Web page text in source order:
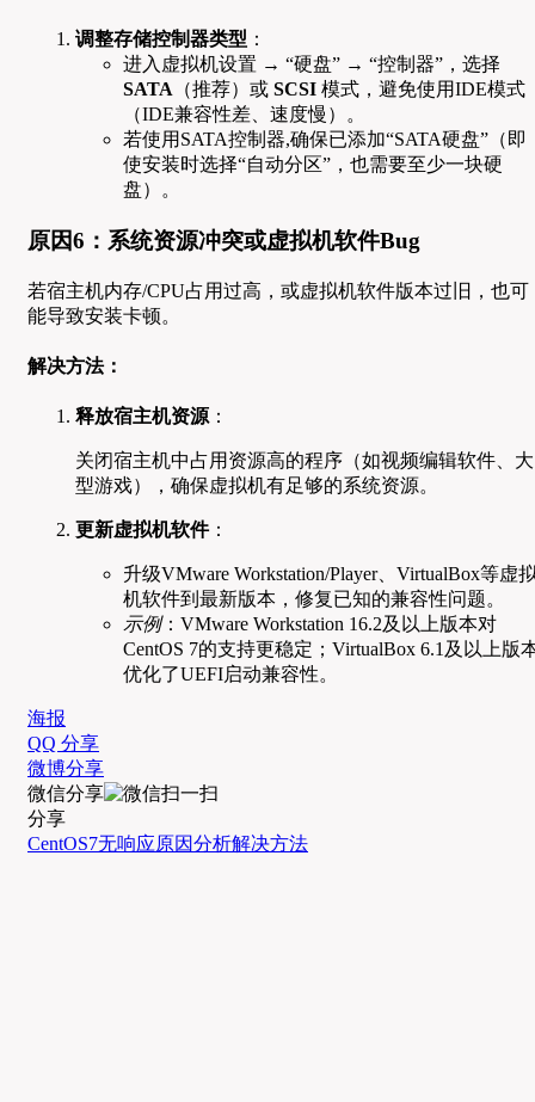
调整存储控制器类型 ：
进入虚拟机设置 → “硬盘” → “控制器”，选择
SATA （推荐）或 SCSI 模式，避免使用IDE模式
（IDE兼容性差、速度慢）。
若使用SATA控制器,确保已添加“SATA硬盘”（即
使安装时选择“自动分区”，也需要至少一块硬
盘）。
原因6：系统资源冲突或虚拟机软件Bug
若宿主机内存/CPU占用过高，或虚拟机软件版本过旧，也可
能导致安装卡顿。
解决方法：
释放宿主机资源 ：
关闭宿主机中占用资源高的程序（如视频编辑软件、大
型游戏），确保虚拟机有足够的系统资源。
更新虚拟机软件：
升级VMware Workstation/Player、VirtualBox等虚
机软件到最新版本，修复已知的兼容性问题。
示例：VMware Workstation 16.2及以上版本对
CentOS 7的支持更稳定；VirtualBox 6.1及以上版
优化了UEFI启动兼容性。
海报
QQ 分享
微博分享
微信分享
分享
CentOS7无响应原因分析解决方法